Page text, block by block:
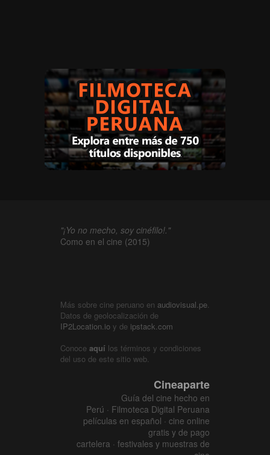
"¡Yo no mecho, soy cinéfilo!."
Como en el cine (2015)
Más sobre cine peruano en audiovisual.pe.
Datos de geolocalización de
IP2Location.io y de ipstack.com
Conoce aquí los términos y condiciones
del uso de este sitio web.
Cineaparte
Guía del cine hecho en
Perú · Filmoteca Digital Peruana
películas en español · cine online
gratis y de pago
cartelera · festivales y muestras de